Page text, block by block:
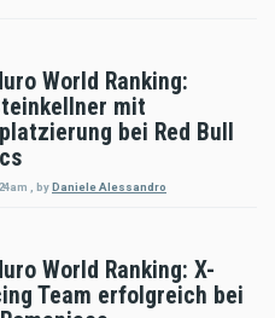
World Ranking:
mit
bei Red Bull
byDaniele Alessandro
World Ranking: X-
Team erfolgreich bei